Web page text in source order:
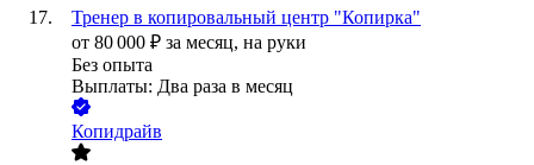
Тренер в копировальный центр "Копирка"
от 80 000 ₽ за месяц, на руки
Без опыта
Выплаты: Два раза в месяц
Копидрайв